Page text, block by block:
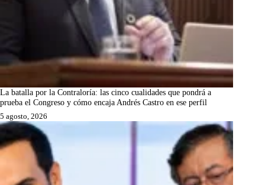
La batalla por la Contraloría: las cinco cualidades que pondrá a
prueba el Congreso y cómo encaja Andrés Castro en ese perfil
5 agosto, 2026